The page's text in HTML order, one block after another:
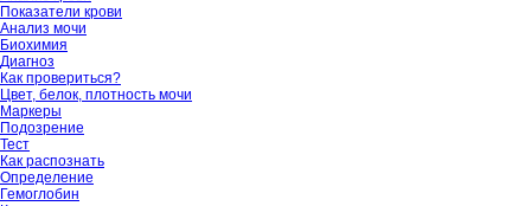
Показатели крови
Анализ мочи
Биохимия
Диагноз
Как провериться?
Цвет, белок, плотность мочи
Маркеры
Подозрение
Тест
Как распознать
Определение
Гемоглобин